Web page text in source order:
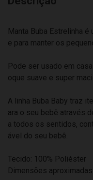
Manta Buba Estrelinha
e para manter os
Pode ser usado em
oque suave e super
A linha Buba Baby traz
ara o seu bebê através
a todos os sentidos,
ável do seu bebê.
Tecido: 100% Poliéster
Dimensões